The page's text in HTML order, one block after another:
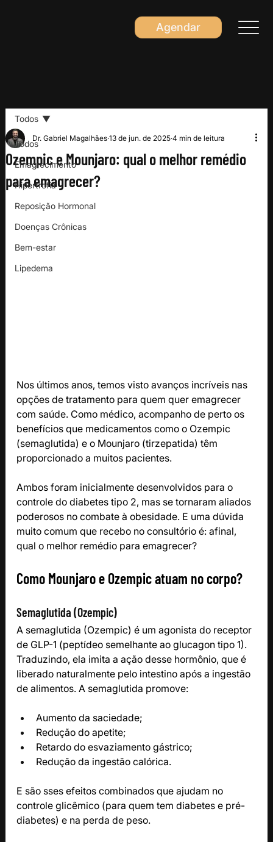
Agendar
Todos
Emagrecimento
Hipertrofia
Reposição Hormonal
Doenças Crônicas
Bem-estar
Lipedema
Todos
Ozempic e Mounjaro: qual o melhor remédio
para emagrecer?
Dr. Gabriel Magalhães 13 de jun. de 2025 4 min de leitura
Nos últimos anos, temos visto avanços incríveis nas
opções de tratamento para quem quer emagrecer
com saúde. Como médico, acompanho de perto os
benefícios que medicamentos como o Ozempic
(semaglutida) e o Mounjaro (tirzepatida) têm
proporcionado a muitos pacientes.
Ambos foram inicialmente desenvolvidos para o
controle do diabetes tipo 2, mas se tornaram aliados
poderosos no combate à obesidade. E uma dúvida
muito comum que recebo no consultório é: afinal,
qual o melhor remédio para emagrecer?
Como Mounjaro e Ozempic atuam no corpo?
Semaglutida (Ozempic)
A semaglutida (Ozempic) é um agonista do receptor
de GLP-1 (peptídeo semelhante ao glucagon tipo 1).
Traduzindo, ela imita a ação desse hormônio, que é
liberado naturalmente pelo intestino após a ingestão
de alimentos. A semaglutida promove:
Aumento da saciedade;
Redução do apetite;
Retardo do esvaziamento gástrico;
Redução da ingestão calórica.
E são sses efeitos combinados que ajudam no
controle glicêmico (para quem tem diabetes e pré-
diabetes) e na perda de peso.